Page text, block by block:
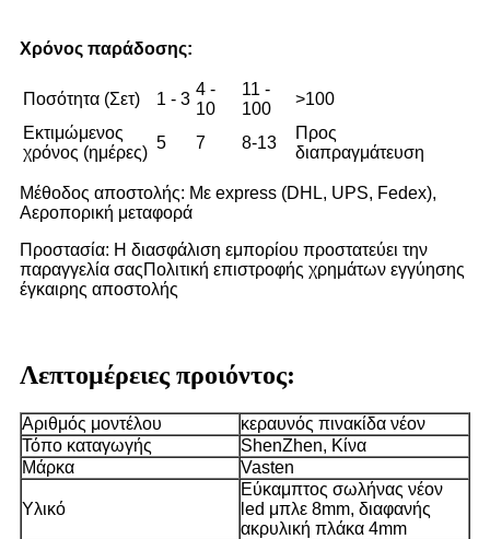
Χρόνος παράδοσης:
Ποσότητα (Σετ) 1 - 3
4 -
10
11 -
100
>100
Εκτιμώμενος
χρόνος (ημέρες)
5 7 8-13
Προς
διαπραγμάτευση
Μέθοδος αποστολής: Με express (DHL, UPS, Fedex),
Αεροπορική μεταφορά
Προστασία: Η διασφάλιση εμπορίου προστατεύει την
παραγγελία σαςΠολιτική επιστροφής χρημάτων εγγύησης
έγκαιρης αποστολής
Λεπτομέρειες προιόντος:
Αριθμός μοντέλου
κεραυνός πινακίδα νέον
Τόπο καταγωγής
ShenZhen, Κίνα
Μάρκα
Vasten
Υλικό
Εύκαμπτος σωλήνας νέον
led μπλε 8mm, διαφανής
ακρυλική πλάκα 4mm